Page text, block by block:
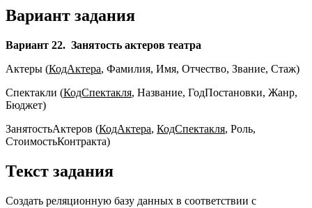
Вариант задания
Вариант 22. Занятость актеров театра
Актеры (КодАктера, Фамилия, Имя, Отчество, Звание, Стаж)
Спектакли (КодСпектакля, Название, ГодПостановки, Жанр,
Бюджет)
ЗанятостьАктеров (КодАктера, КодСпектакля, Роль,
СтоимостьКонтракта)
Текст задания
Создать реляционную базу данных в соответствии с